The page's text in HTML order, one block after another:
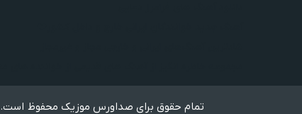
تمام حقوق برای صداورس موزیک محفوظ است.